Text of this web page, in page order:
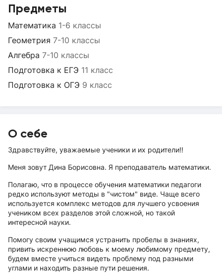
Предметы
Математика 1-6 классы
Геометрия 7-10 классы
Алгебра 7-10 классы
Подготовка к ЕГЭ 11 класс
Подготовка к ОГЭ 9 класс
О себе
Здравствуйте, уважаемые ученики и их родители!!
Меня зовут Дина Борисовна. Я преподаватель математики.
Полагаю, что в процессе обучения математики педагоги
редко используют методы в "чистом" виде. Чаще всего
используется комплекс методов для лучшего усвоения
учеником всех разделов этой сложной, но такой
интересной науки.
Помогу своим учащимся устранить пробелы в знаниях,
привить искреннюю любовь к моему любимому предмету,
будем вместе учиться видеть проблему под разными
углами и находить разные пути решения.